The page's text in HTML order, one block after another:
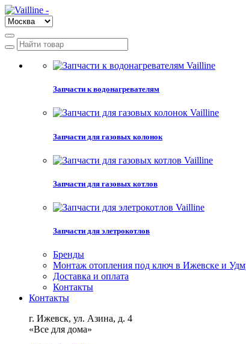
Запчасти к водонагревателям
Запчасти для газовых колонок
Запчасти для газовых котлов
Запчасти для элетрокотлов
Бренды
Монтаж отопления под ключ в Ижевске и
Доставка и оплата
Контакты
Контакты
г. Ижевск, ул. Азина, д. 4
«Все для дома»